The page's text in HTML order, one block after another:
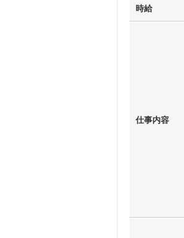
時給
仕事内容